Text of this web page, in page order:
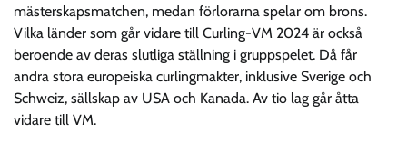
mästerskapsmatchen, medan förlorarna spelar om brons.
Vilka länder som går vidare till Curling-VM 2024 är också
beroende av deras slutliga ställning i gruppspelet. Då får
andra stora europeiska curlingmakter, inklusive Sverige och
Schweiz, sällskap av USA och Kanada. Av tio lag går åtta
vidare till VM.